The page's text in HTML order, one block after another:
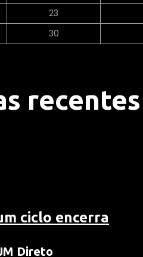
23
30
recentes
ciclo encerra
Direto